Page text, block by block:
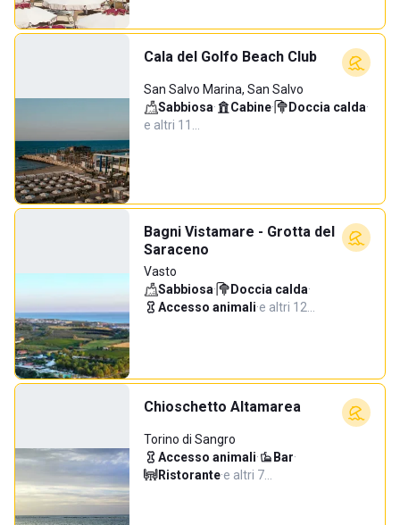
Cala del Golfo Beach Club
San Salvo Marina, San Salvo
Sabbiosa· Cabine· Doccia calda·
e altri 11…
Bagni Vistamare - Grotta del
Saraceno
Vasto
Sabbiosa· Doccia calda·
Accesso animali·e altri 12…
Chioschetto Altamarea
Torino di Sangro
Accesso animali· Bar·
Ristorante·e altri 7…